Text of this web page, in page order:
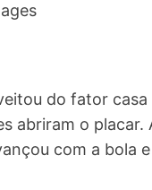
do fator
abriram o placar.
com a bola